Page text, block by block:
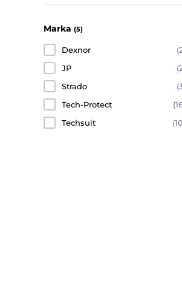
Marka (5)
Dexnor
JP
Strado
Tech-Protect
Techsuit